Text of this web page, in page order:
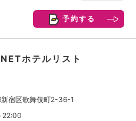
予約する
ホテルリスト
宿区歌舞伎町2-36-1
22:00